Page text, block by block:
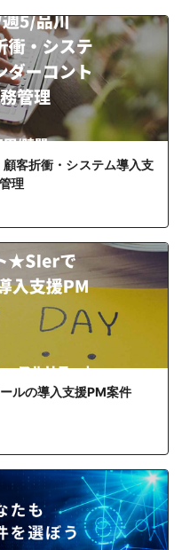
客折衝・システム導入支
理
ルの導入支援PM案件